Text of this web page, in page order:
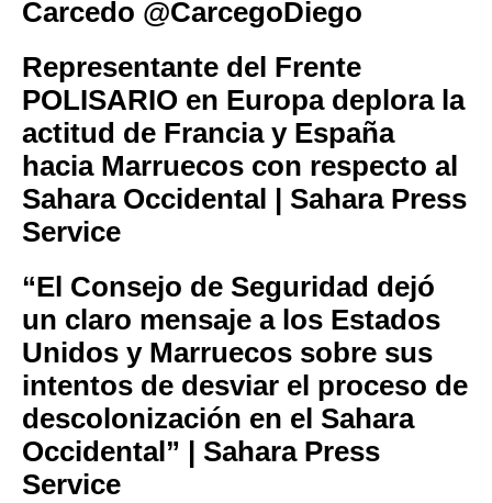
Carcedo @CarcegoDiego
Representante del Frente
POLISARIO en Europa deplora la
actitud de Francia y España
hacia Marruecos con respecto al
Sahara Occidental | Sahara Press
Service
“El Consejo de Seguridad dejó
un claro mensaje a los Estados
Unidos y Marruecos sobre sus
intentos de desviar el proceso de
descolonización en el Sahara
Occidental” | Sahara Press
Service